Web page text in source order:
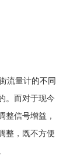
流量计的不同
。而对于现今
整信号增益，
整，既不方便